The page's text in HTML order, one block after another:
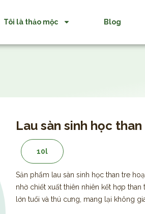
Tôi là thảo mộc Blog
Lau sàn sinh học
10l
Sản phẩm lau sàn sinh học than tre
nhờ chiết xuất thiên nhiên kết hợp
lớn tuổi và thú cưng, mang lại không